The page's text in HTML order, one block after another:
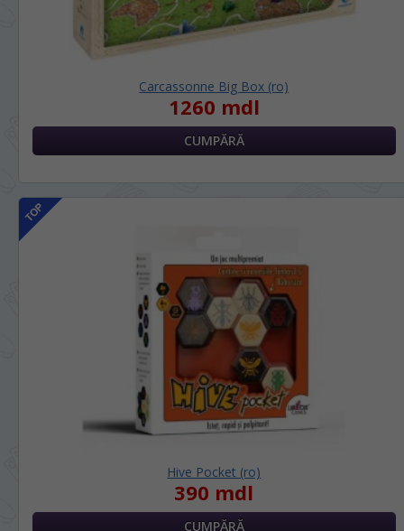
Carcassonne Big Box (ro)
1260 mdl
Hive Pocket (ro)
390 mdl